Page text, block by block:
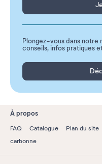
Plongez-vous dans notre
conseils, infos pratiques
À propos
FAQ Catalogue Plan du site
carbonne